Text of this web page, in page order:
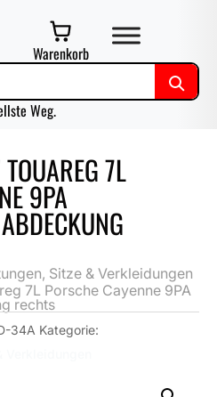
Warenkorb
Weg.
7L
9PA
Sitze & Verkleidungen
7L Porsche Cayenne 9PA
rechts
34A Kategorie: